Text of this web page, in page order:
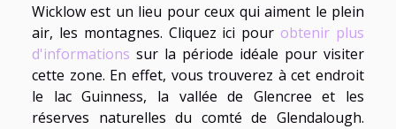
Wicklow est un lieu pour ceux qui aiment le plein
air, les montagnes. Cliquez ici pour obtenir plus
d'informations sur la période idéale pour visiter
cette zone. En effet, vous trouverez à cet endroit
le lac Guinness, la vallée de Glencree et les
réserves naturelles du comté de Glendalough.